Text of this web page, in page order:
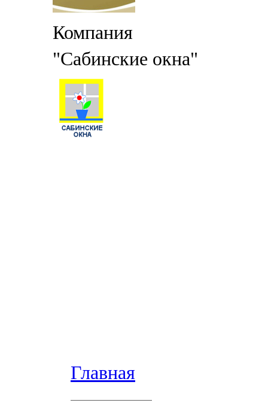
Компания
"Сабинские окна"
Главная